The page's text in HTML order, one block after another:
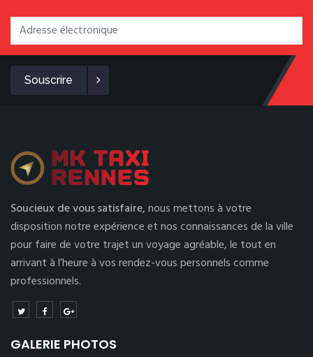
Souscrire
Soucieux de vous satisfaire,nous mettons à votre
disposition notre expérience et nos connaissances de la ville
pour faire de votre trajet un voyage agréable, le tout en
arrivant à l’heure à vos rendez-vous personnels comme
professionnels.
GALERIE PHOTOS